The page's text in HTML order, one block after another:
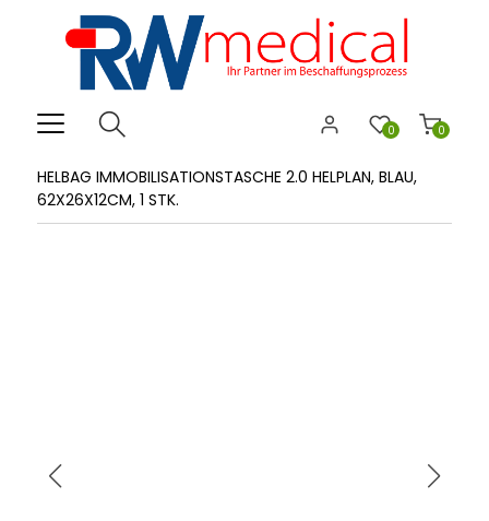
0
0
HELBAG IMMOBILISATIONSTASCHE 2.0 HELPLAN, BLAU,
62X26X12CM, 1 STK.